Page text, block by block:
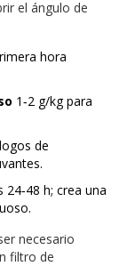
el ángulo de
hora
1‑2 g/kg para
de
h; crea una
necesario
filtro de